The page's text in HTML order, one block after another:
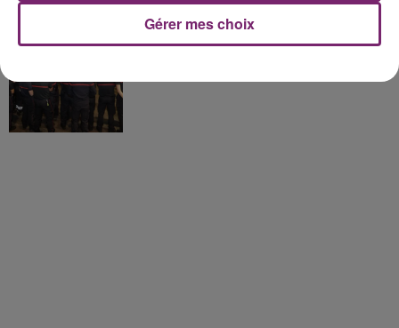
158 pompiers de la région sont
partis hier soir pour la Gironde
Gérer mes choix